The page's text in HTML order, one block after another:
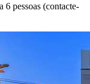
6 pessoas (contacte-